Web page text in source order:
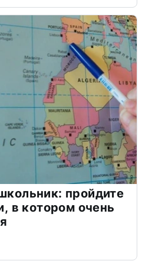
пройдите
в котором очень